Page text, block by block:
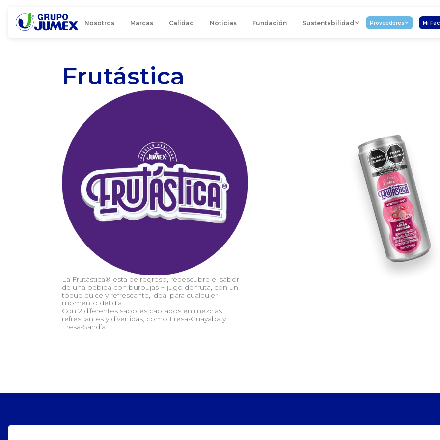
Nosotros Marcas Calidad Noticias Fundación Sustentabilidad Proveedores Mi
Frutástica
La Frutástica® esta de regreso, redescubre el sabor
de una bebida con burbujas + jugo de fruta, con un
toque dulce y refrescante, ideal para cualquier
momento del día.
Con 2 diferentes sabores captados en mezclas
refrescantes y divertidas; como Fresa-Guayaba y
Fresa-Sandía.